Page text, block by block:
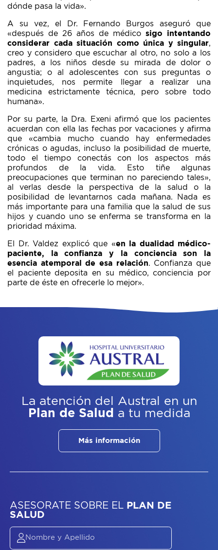
dónde pasa la vida».
A su vez, el Dr. Fernando Burgos
aseguró que
«después de 26 años de médico sigo intentando
considerar cada situación como única y singular,
creo y considero que escuchar al otro, no solo a los
padres, a los niños desde su mirada de dolor o
angustia; o al adolescentes con sus preguntas o
inquietudes, nos permite llegar a realizar una
medicina estrictamente técnica, pero sobre todo
humana».
Por su parte, la Dra. Exeni afirmó que los pacientes
acuerdan con ella las fechas por vacaciones y afirma
que «cambia mucho cuando hay enfermedades
crónicas o agudas, incluso la posibilidad de muerte,
todo el tiempo conectás con los aspectos más
profundos de la vida. Esto tiñe algunas
preocupaciones que terminan no pareciendo tales»,
al verlas desde la perspectiva de la salud o la
posibilidad de levantarnos cada mañana. Nada es
más importante para una familia que la salud de sus
hijos y cuando uno se enferma se transforma en la
prioridad máxima.
El Dr. Valdez explicó que «en la dualidad médico-
paciente, la confianza y la conciencia son la
esencia atemporal de esa relación. Confianza que
el paciente deposita en su médico, conciencia por
parte de éste en ofrecerle lo mejor».
La atención del Austral
en un
Plan de Salud a tu medida
Más información